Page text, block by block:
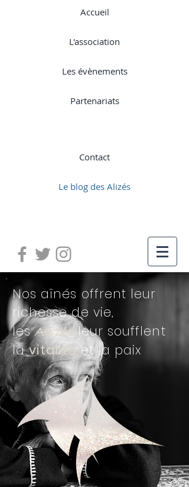
Accueil
L'association
Les évènements
Partenariats
Contact
Le blog des Alizés
Nos aînés offrent leur
richesse de vie,
lesAlizésleur soufflent
lavitalitéet la paix